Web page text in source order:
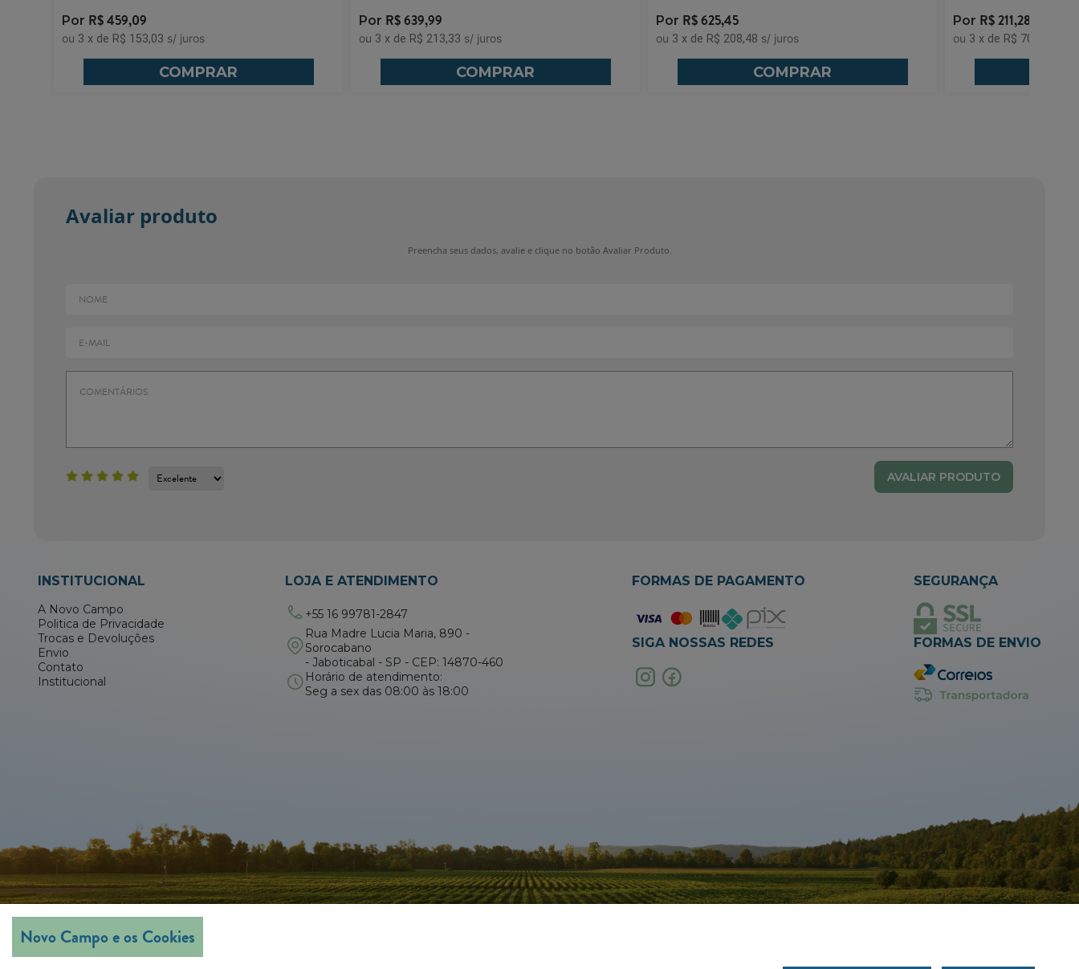
R$459,09
3 x de R$ 153,03
COMPRAR
R$639,99
3 x de R$ 213,33
COMPRAR
R$625,45
3 x de R$ 208,48
COMPRAR
R$211,28
3 x de R$ 70,43
Avaliar produto
Preencha seus dados, avalie e clique no botão Avaliar Produto.
AVALIAR PRODUTO
INSTITUCIONAL
A Novo Campo
Politica de Privacidade
Trocas e Devoluções
Envio
Contato
Institucional
LOJA E ATENDIMENTO
+55 16 99781-2847
Rua Madre Lucia Maria, 890 -
Sorocabano
- Jaboticabal - SP - CEP: 14870-460
Horário de atendimento:
Seg a sex das 08:00 às 18:00
FORMAS DE PAGAMENTO
SIGA NOSSAS REDES
SEGURANÇA
FORMAS DE ENVIO
Novo Campo e os Cookies